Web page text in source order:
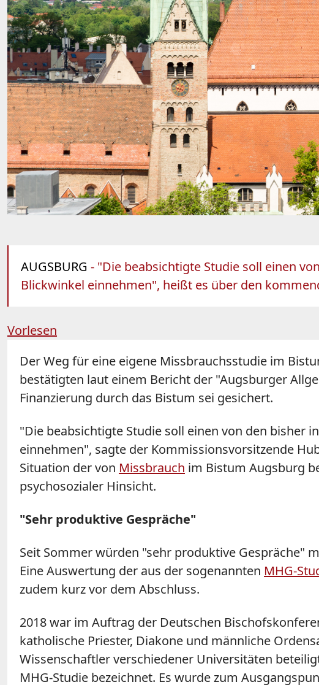
AUGSBURG - "Die beabsichtigte Studie soll einen
Blickwinkel einnehmen", heißt es über den
Vorlesen
Der Weg für eine eigene Missbrauchsstudie im
bestätigten laut einem Bericht der "Augsburger
Finanzierung durch das Bistum sei gesichert.
"Die beabsichtigte Studie soll einen von den bisher
einnehmen", sagte der Kommissionsvorsitzende
Situation der von Missbrauch im Bistum Augsburg
psychosozialer Hinsicht.
"Sehr produktive Gespräche"
Seit Sommer würden "sehr produktive Gespräche"
Eine Auswertung der aus der sogenannten MHG-
zudem kurz vor dem Abschluss.
2018 war im Auftrag der Deutschen
katholische Priester, Diakone und männliche
Wissenschaftler verschiedener Universitäten
MHG-Studie bezeichnet. Es wurde zum